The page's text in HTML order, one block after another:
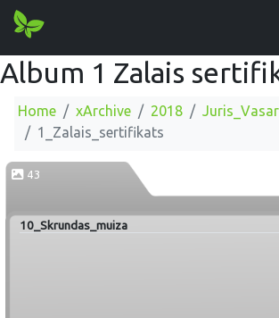
Album 1 Zalais
Home xArchive 2018
1_Zalais_sertifikats
43
10_Skrundas_muiza